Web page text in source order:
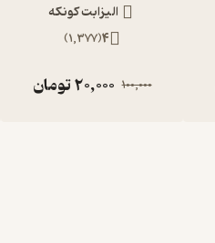
الیزابت کونکه
4
(
1,377
)
100,000
20,000تومان